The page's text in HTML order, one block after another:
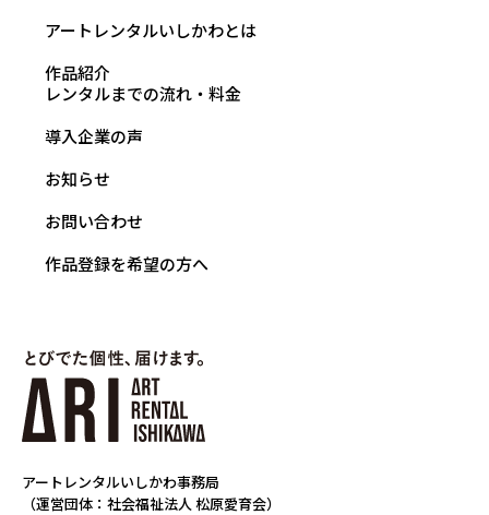
アートレンタルいしかわ事務局
（運営団体：社会福祉法人 松原愛育会）
アートレンタルいしかわとは
作品紹介
レンタルまでの流れ・料金
導入企業の声
お知らせ
お問い合わせ
作品登録を希望の方へ